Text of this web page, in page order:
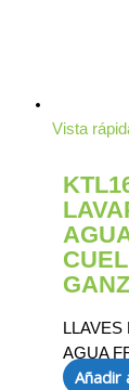
Vista
LLAVES
AGUA
Añadir